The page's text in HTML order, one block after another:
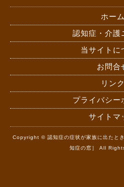
ホーム
認知症・介護
当サイトに
お問合
リンク
プライバシー
サイトマ
Copyright © 認知症の症状が家族に出たと
知症の窓］ All